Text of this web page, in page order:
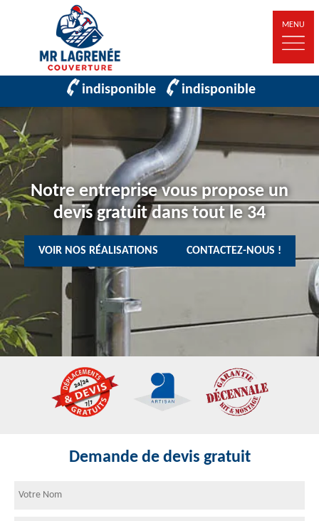
MENU
indisponible indisponible
Notre entreprise vous propose un
devis gratuit dans tout le 34
VOIR NOS RÉALISATIONS CONTACTEZ-NOUS !
Demande de devis gratuit